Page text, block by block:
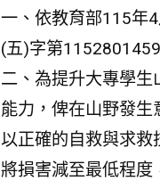
一、依教育部115年
(五)字第
二、為提升大專學生
能力，俾在山野發生
以正確的自救與求救
將損害減至最低程度